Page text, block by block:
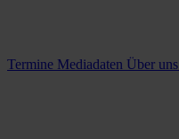
Termine Mediadaten Über uns